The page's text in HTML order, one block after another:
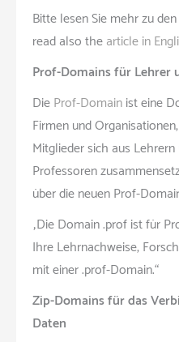
Bitte lesen Sie mehr zu den
read also thearticle in
Prof-Domains für Lehrer
DieProf-Domainist eine
Firmen und
Mitglieder sich aus Lehrern
Professoren
über die neuen Prof-
„Die Domain .prof ist für
Ihre Lehrnachweise,
mit einer .prof-Domain.“
Zip-Domains für das
Daten